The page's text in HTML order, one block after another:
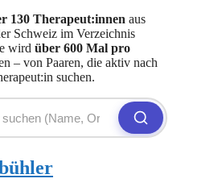
130 Therapeut:innen aus
Schweiz im Verzeichnis
wird über 600 Mal pro
– von Paaren, die aktiv nach
suchen.